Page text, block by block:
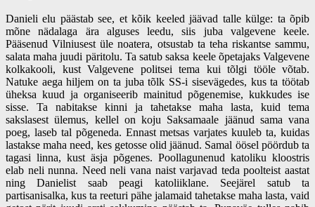
Danieli elu päästab see, et kõik keeled jäävad talle külge: ta õpib
mõne nädalaga ära alguses leedu, siis juba valgevene keele.
Pääsenud Vilniusest üle noatera, otsustab ta teha riskantse sammu,
salata maha juudi päritolu. Ta satub saksa keele õpetajaks Valgevene
kolkakooli, kust Valgevene politsei tema kui tõlgi tööle võtab.
Natuke aega hiljem on ta juba tõlk SS-i sisevägedes, kus ta töötab
üheksa kuud ja organiseerib mainitud põgenemise, kukkudes ise
sisse. Ta nabitakse kinni ja tahetakse maha lasta, kuid tema
sakslasest ülemus, kellel on koju Saksamaale jäänud sama vana
poeg, laseb tal põgeneda. Ennast metsas varjates kuuleb ta, kuidas
lastakse maha need, kes getosse olid jäänud. Samal öösel pöördub ta
tagasi linna, kust äsja põgenes. Poollagunenud katoliku kloostris
elab neli nunna. Need neli vana naist varjavad teda poolteist aastat
ning Danielist saab peagi katoliiklane. Seejärel satub ta
partisanisalka, kus ta reeturi pähe jalamaid tahetakse maha lasta, vaid